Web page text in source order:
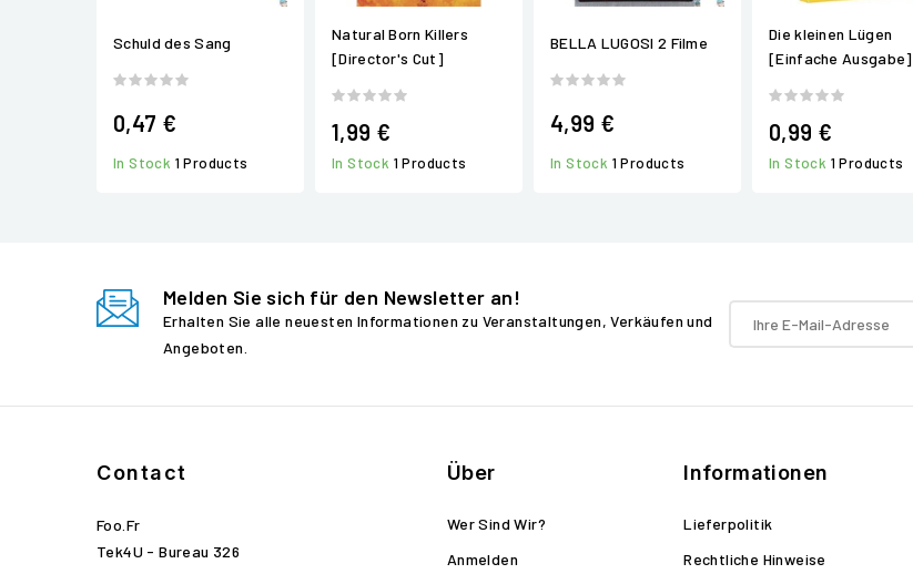
Schuld des Sang
0,47 €
In Stock 1 Products
Natural Born Killers
[Director's Cut]
1,99 €
In Stock 1 Products
BELLA LUGOSI 2 Filme
4,99 €
In Stock 1 Products
Die kleinen Lügen
[Einfache Ausgabe]
0,99 €
In Stock 1 Products
Melden Sie sich für den Newsletter an!
Erhalten Sie alle neuesten Informationen zu Veranstaltungen, Verkäufen und
Angeboten.
Contact
Foo.fr
Tek4U - Bureau 326
Über
Wer Sind Wir?
Anmelden
Informationen
Lieferpolitik
Rechtliche Hinweise